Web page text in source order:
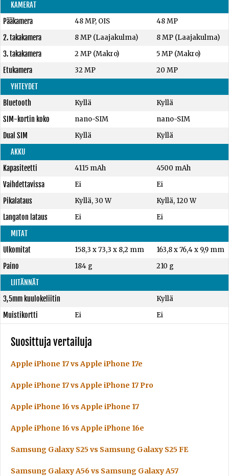
KAMERAT
Pääkamera
48 MP, OIS
48 MP
2. takakamera
8 MP (Laajakulma)
8 MP (Laajakulma)
3. takakamera
2 MP (Makro)
5 MP (Makro)
Etukamera
32 MP
20 MP
YHTEYDET
Bluetooth
Kyllä
Kyllä
SIM-kortin koko
nano-SIM
nano-SIM
Dual SIM
Kyllä
Kyllä
AKKU
Kapasiteetti
4115 mAh
4500 mAh
Vaihdettavissa
Ei
Ei
Pikalataus
Kyllä, 30 W
Kyllä, 120 W
Langaton lataus
Ei
Ei
MITAT
Ulkomitat
158,3 x 73,3 x 8,2 mm
163,8 x 76,4 x 9,9 mm
Paino
184 g
210 g
LIITÄNNÄT
3,5mm kuulokeliitin
Kyllä
Muistikortti
Ei Ei
Suosittuja vertailuja
Apple iPhone 17 vs Apple iPhone 17e
Apple iPhone 17 vs Apple iPhone 17 Pro
Apple iPhone 16 vs Apple iPhone 17
Apple iPhone 16 vs Apple iPhone 16e
Samsung Galaxy S25 vs Samsung Galaxy S25 FE
Samsung Galaxy A56 vs Samsung Galaxy A57